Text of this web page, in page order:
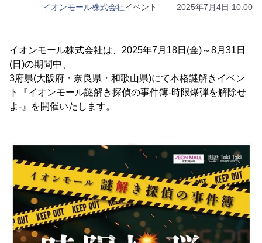
イオンモール株式会社イベント 2025年7月4日 10:00
イオンモール株式会社は、2025年7月18日(金)～8月31日
(日)の期間中、
3府県(大阪府・奈良県・和歌山県)にて本格謎解きイベン
ト『イオンモール謎解き探偵の事件簿-時限爆弾を解除せ
よ-』を開催いたします。